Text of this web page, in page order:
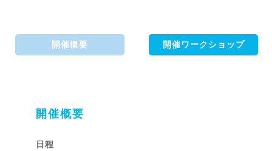
開催概要 開催ワークショップ
開催概要
日程